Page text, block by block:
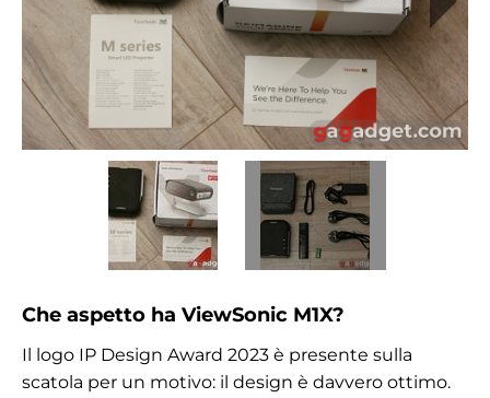
Che aspetto ha ViewSonic M1X?
Il logo IP Design Award 2023 è presente sulla
scatola per un motivo: il design è davvero ottimo.